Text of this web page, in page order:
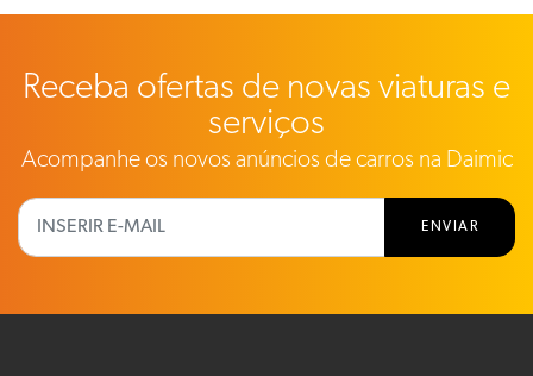
Receba ofertas de novas viaturas e
serviços
Acompanhe os novos anúncios de carros na Daimic
ENVIAR